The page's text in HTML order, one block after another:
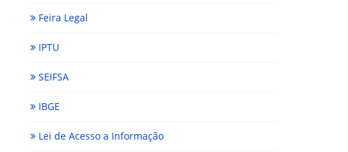
Feira Legal
IPTU
SEIFSA
IBGE
Lei de Acesso a Informação